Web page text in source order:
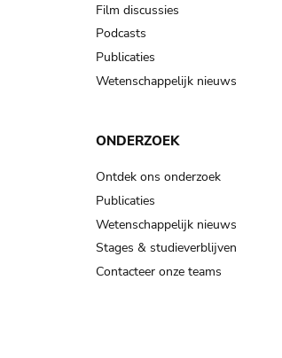
Film discussies
Podcasts
Publicaties
Wetenschappelijk nieuws
ONDERZOEK
Ontdek ons onderzoek
Publicaties
Wetenschappelijk nieuws
Stages & studieverblijven
Contacteer onze teams